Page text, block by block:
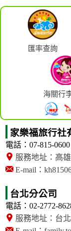
匯率查詢
海關行
家樂福旅行社
電話：07-815-0600
服務地址：高
E-mail：
台北分公司
電話：02-2772-
服務地址：台